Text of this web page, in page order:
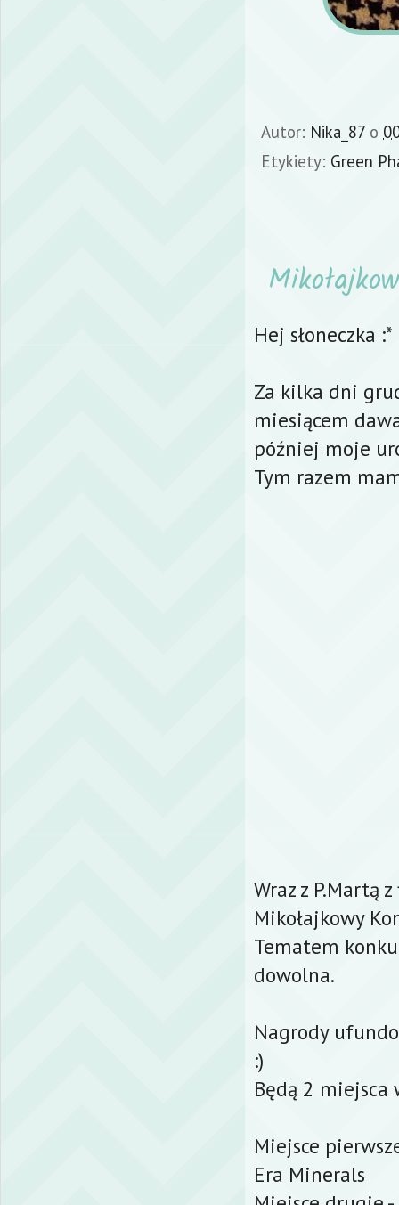
Autor: Nika_87 o
Etykiety: Green
Hej słoneczka :*
Za kilka dni
miesiącem
później moje
Tym razem
Wraz z P.Martą
Mikołajkowy
Tematem
dowolna.
Nagrody
:)
Będą 2 miejsca
Miejsce
Era Minerals